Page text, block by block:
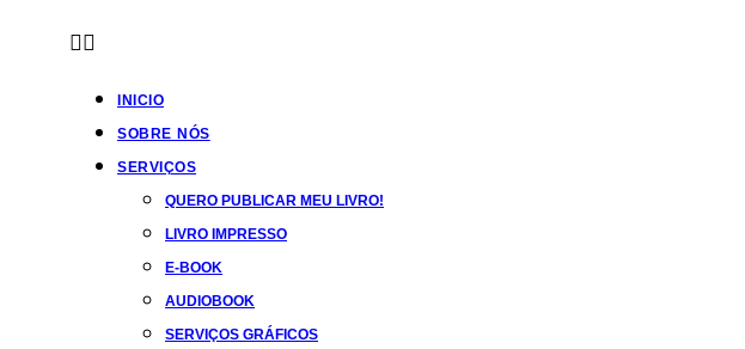
INICIO
SOBRE NÓS
SERVIÇOS
QUERO PUBLICAR MEU LIVRO!
LIVRO IMPRESSO
E-BOOK
AUDIOBOOK
SERVIÇOS GRÁFICOS